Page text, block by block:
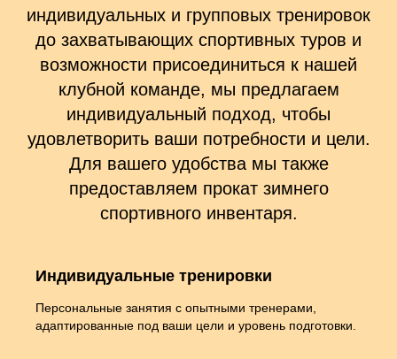
индивидуальных и групповых тренировок
до захватывающих спортивных туров и
возможности присоединиться к нашей
клубной команде, мы предлагаем
индивидуальный подход, чтобы
удовлетворить ваши потребности и цели.
Для вашего удобства мы также
предоставляем прокат зимнего
спортивного инвентаря.
Индивидуальные тренировки
Персональные занятия с опытными тренерами,
адаптированные под ваши цели и уровень подготовки.